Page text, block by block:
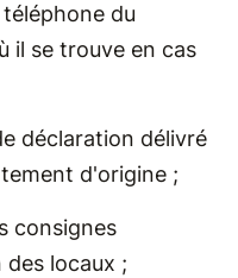
du
il se trouve en cas
déclaration délivré
d'origine ;
consignes
locaux ;